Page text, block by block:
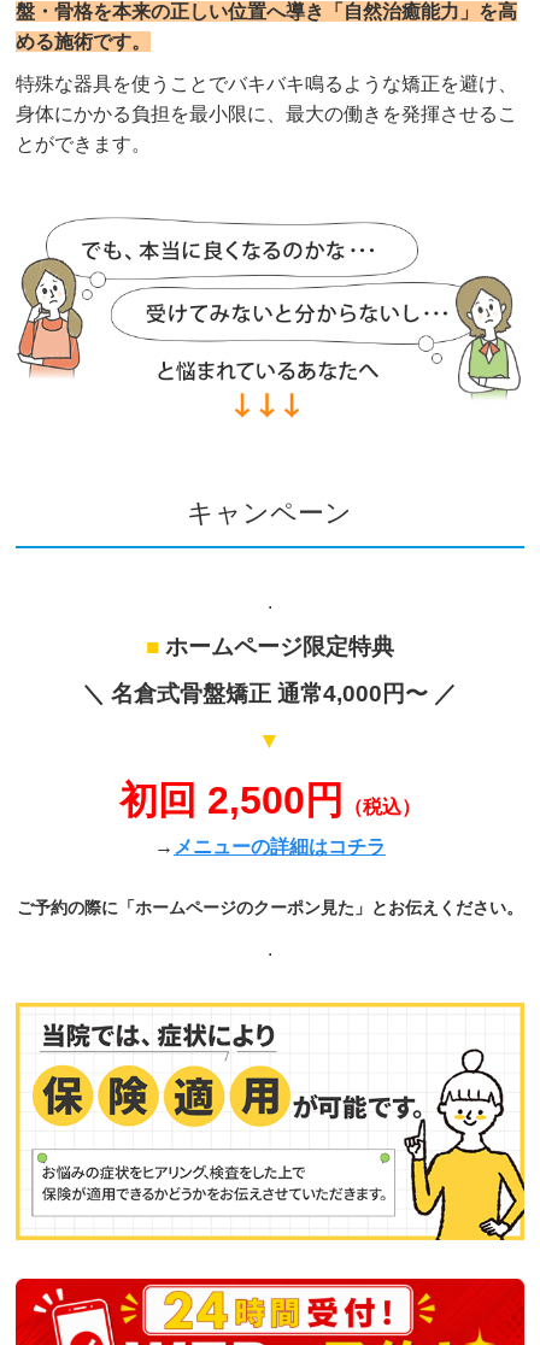
盤・骨格を本来の正しい位置へ導き「自然治癒能力」を高
める施術です。
特殊な器具を使うことでバキバキ鳴るような矯正を避け、
身体にかかる負担を最小限に、最大の働きを発揮させるこ
とができます。
キャンペーン
.
■ホームページ限定特典
＼ 名倉式骨盤矯正 通常4,000円〜 ／
▼
初回 2,500円
（税込）
→ メニューの詳細はコチラ
ご予約の際に「ホームページのクーポン見た」とお伝えください。
.